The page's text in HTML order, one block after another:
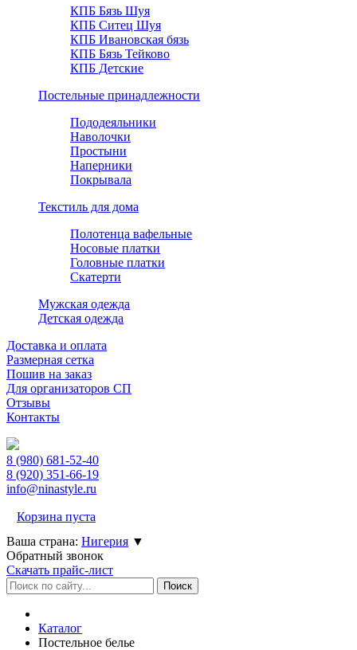
КПБ Бязь Шуя
КПБ Ситец Шуя
КПБ Ивановская бязь
КПБ Бязь Тейково
КПБ Детские
Постельные принадлежности
Пододеяльники
Наволочки
Простыни
Наперники
Покрывала
Текстиль для дома
Полотенца вафельные
Носовые платки
Головные платки
Скатерти
Мужская одежда
Детская одежда
Доставка и оплата
Размерная сетка
Пошив на заказ
Для организаторов СП
Отзывы
Контакты
8 (980) 681-52-40
8 (920) 351-66-19
info@ninastyle.ru
Корзина пуста
Ваша страна: Нигерия ▼
Обратный звонок
Скачать прайс-лист
Каталог
Постельное белье